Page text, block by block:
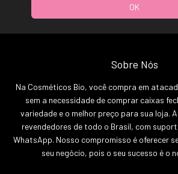
Sobre Nós
Na Cosméticos Bio, você compra em
sem a necessidade de comprar caixas
variedade e o melhor preço para sua loja.
revendedores de todo o Brasil, com
WhatsApp. Nosso compromisso é oferecer
seu negócio, pois o seu sucesso é o